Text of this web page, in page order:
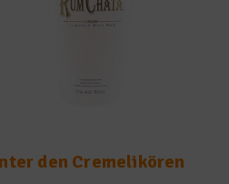
den Cremelikören